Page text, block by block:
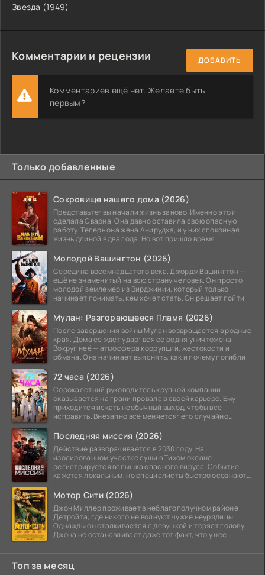
Звезда (1949)
Комментарии и рецензии ДОБАВИТЬ
Комментариев ещё нет. Желаете быть
первым?
Только добавленные
Сокровище нашего дома (2026)
Представьте: вы начали жизнь заново. Именно это и
сделала Сварна. Она давно оставила свою опасную
работу. Теперь она жена Анирудха, и у них спокойная
жизнь длиной в два года. Но вот пришло время
Молодой Вашингтон (2026)
Середина восемнадцатого века. Джордж Вашингтон —
ещё не знаменитый на всю страну человек. Он просто
молодой землемер из Вирджинии, который только
начинает понимать, кем хочет стать. Он решает пойти
Мулан: Разгорающееся Пламя (2026)
После завершения войны Мулан возвращается в родные
края. Дома её ждёт удар: вся её родня уничтожена.
Вокруг неё — атмосфера коррупции, жестокости и
обмана. Она начинает выяснять, как и почему погибли
72 часа (2026)
Сорокалетний руководитель крупной компании
оказывается на грани провала в своей карьере. Ему
приходится искать необычный выход, чтобы всё
исправить. Внезапно всё меняется: его случайно
Последняя миссия (2026)
Действие разворачивается в 2030 году. На
изолированном участке суши в Тихом океане
регистрируется вспышка опасного вируса. Событие
кажется локальным, но специалисты быстро осознают:
Мотор Сити (2026)
Джон Миллер проживает в неблагополучном районе
Детройта, где никого не волнуют чужие неурядицы.
Однажды он сталкивается с девушкой и теряет голову.
Джона не останавливает даже тот факт, что у неё
Топ за месяц